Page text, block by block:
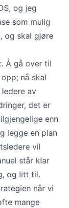
og jeg
som mulig
og skal gjøre
Å gå over til
nå skal
av
det er
enn
legge en plan
vil
står klar
og litt til.
når vi
mange